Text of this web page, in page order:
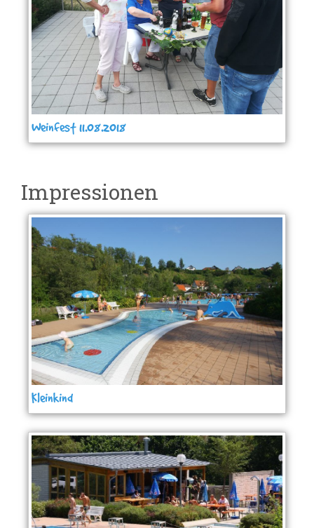
Weinfest 11.08.2018
Impressionen
Kleinkind